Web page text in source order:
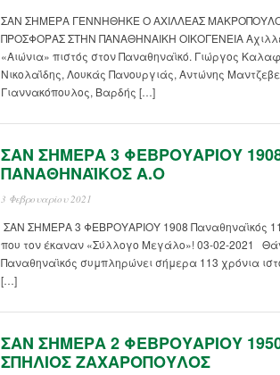
ΣΑΝ ΣΗΜΕΡΑ ΓΕΝΝΗΘΗΚΕ Ο ΑΧΙΛΛΕΑΣ
ΠΡΟΣΦΟΡΑΣ ΣΤΗΝ ΠΑΝΑΘΗΝΑΙΚΗ ΟΙΚΟΓΕΝΕΙΑ
«Αιώνια» πιστός στον Παναθηναϊκό. Γιώργος
Νικολαΐδης, Λουκάς Πανουργιάς, Αντώνης
Γιαννακόπουλος, Βαρδής […]
ΣΑΝ ΣΗΜΕΡΑ 3 ΦΕΒΡΟΥΑΡΙΟΥ
ΠΑΝΑΘΗΝΑΪΚΟΣ Α.Ο
3 Φεβρουαρίου 2021
ΣΑΝ ΣΗΜΕΡΑ 3 ΦΕΒΡΟΥΑΡΙΟΥ 1908 Παναθηναϊκός
που τον έκαναν «Σύλλογο Μεγάλο»! 03-02-2021
Παναθηναϊκός συμπληρώνει σήμερα 113 χρόνια
[…]
ΣΑΝ ΣΗΜΕΡΑ 2 ΦΕΒΡΟΥΑΡΙΟΥ
ΣΠΗΛΙΟΣ ΖΑΧΑΡΟΠΟΥΛΟΣ